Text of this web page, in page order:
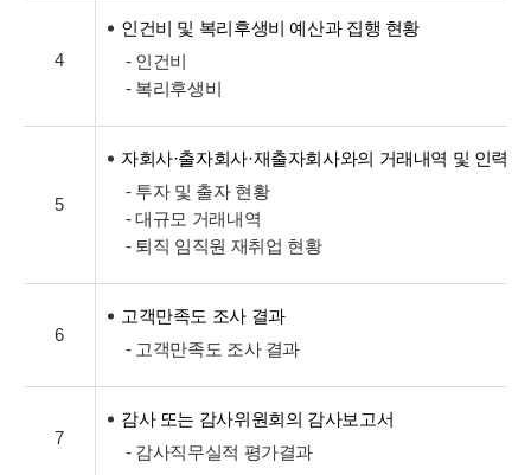
4
인건비 및 복리후생비 예산과 집행 현황
- 인건비
- 복리후생비
5
자회사·출자회사·재출자회사와의 거래내역 및 인력
- 투자 및 출자 현황
- 대규모 거래내역
- 퇴직 임직원 재취업 현황
6
고객만족도 조사 결과
- 고객만족도 조사 결과
7
감사 또는 감사위원회의 감사보고서
- 감사직무실적 평가결과